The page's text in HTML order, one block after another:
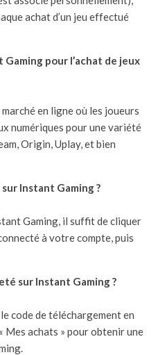
achat d’un jeu effectué
pour l’achat de jeux
en ligne où les joueurs
numériques pour une variété
Origin, Uplay, et bien
Instant Gaming ?
Gaming, il suffit de cliquer
à votre compte, puis
sur Instant Gaming ?
code de téléchargement en
Mes achats » pour obtenir une